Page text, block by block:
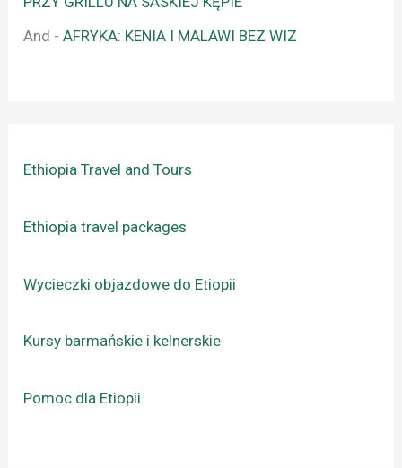
And -AFRYKA: KENIA I MALAWI BEZ WIZ
Ethiopia Travel and Tours
Ethiopia travel packages
Wycieczki objazdowe do Etiopii
Kursy barmańskie i kelnerskie
Pomoc dla Etiopii